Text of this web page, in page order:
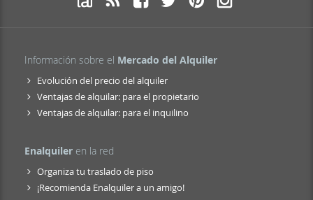
Información sobre el Mercado del Alquiler
Evolución del precio del alquiler
Ventajas de alquilar: para el propietario
Ventajas de alquilar: para el inquilino
Enalquiler en la red
Organiza tu traslado de piso
¡Recomienda Enalquiler a un amigo!